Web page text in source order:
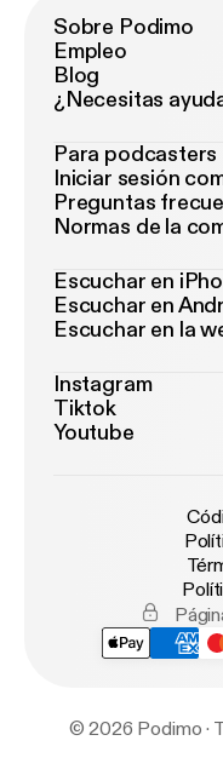
Sobre Podimo
Empleo
Blog
¿Necesitas
Para podcasters
Iniciar sesión
Preguntas
Normas de la
Escuchar en
Escuchar en
Escuchar en la
Instagram
Tiktok
Youtube
© 2026 Podimo ·